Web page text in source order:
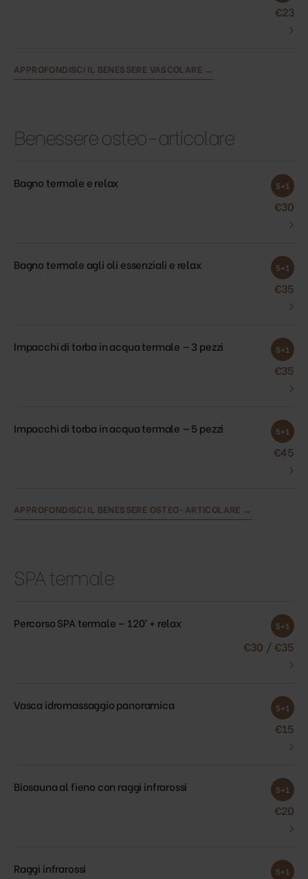
€23
›
APPROFONDISCI IL BENESSERE VASCOLARE →
Benessere osteo-articolare
Bagno termale e relax 5+1
€30
›
Bagno termale agli oli essenziali e relax 5+1
€35
›
Impacchi di torba in acqua termale — 3 pezzi 5+1
€35
›
Impacchi di torba in acqua termale — 5 pezzi 5+1
€45
›
APPROFONDISCI IL BENESSERE OSTEO-ARTICOLARE →
SPA termale
Percorso SPA termale — 120’ + relax 5+1
€30 / €35
›
Vasca idromassaggio panoramica 5+1
€15
›
Biosauna al fieno con raggi infrarossi 5+1
€20
›
Raggi infrarossi 5+1